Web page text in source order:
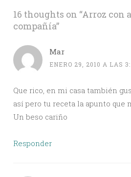
16 thoughts on “Arroz con
compañía”
Mar
ENERO 29, 2010 A LAS
Que rico, en mi casa también
así pero tu receta la apunto que
Un beso cariño
Responder